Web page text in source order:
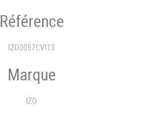
Référence
IZO0057CVI13
Marque
IZO